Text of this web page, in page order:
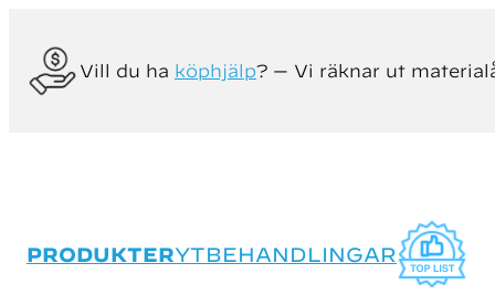
Vill du ha köphjälp? — Vi räknar ut
PRODUKTERYTBEHANDLINGAR